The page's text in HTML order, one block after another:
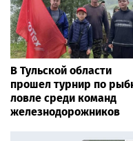
В Тульской области
прошел турнир по
ловле среди команд
железнодорожников